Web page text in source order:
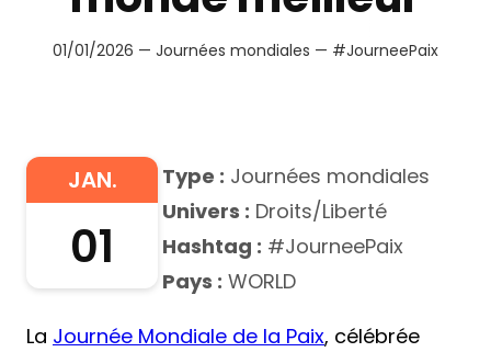
01/01/2026 — Journées mondiales — #JourneePaix
JAN.
01
Type : Journées mondiales
Univers : Droits/Liberté
Hashtag : #JourneePaix
Pays : WORLD
La Journée Mondiale de la Paix, célébrée